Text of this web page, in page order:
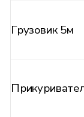
Грузовик 5м